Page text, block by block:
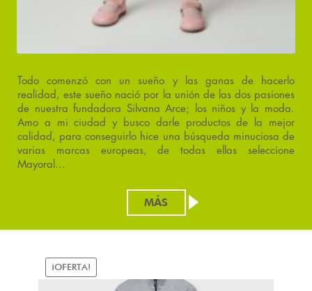
Todo comenzó con un sueño y las ganas de hacerlo
realidad, este sueño nació por la unión de las dos pasiones
de nuestra fundadora Silvana Arce; los niños y la moda.
Amo a mi ciudad y busco darle productos de la mejor
calidad, para conseguirlo hice una búsqueda minuciosa de
varias marcas europeas, de todas ellas seleccione
Mayoral...
MÁS
¡OFERTA!